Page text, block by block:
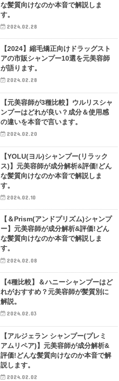
な髪質向けなのか本音で解説しま
す。
2024.02.28
【2024】縮毛矯正向けドラッグスト
アの市販シャンプー10選を元美容師
が語ります。
2024.02.28
【元美容師が3種比較】ウルリスシャ
ンプーはどれが良い？成分＆使用感
の違いを本音で言います。
2024.02.20
【YOLU(ヨル)シャンプー(リラック
ス)】元美容師が成分解析&評価!どん
な髪質向けなのか本音で解説しま
す。
2024.02.10
【＆Prism(アンドプリズム)シャンプ
ー】元美容師が成分解析&評価!どん
な髪質向けなのか本音で解説しま
す。
2024.02.08
【4種比較】＆ハニーシャンプーはど
れがおすすめ？元美容師が髪質別に
解説。
2024.02.03
【アルジェラン シャンプー(プレミ
アムリペア)】元美容師が成分解析&
評価!どんな髪質向けなのか本音で解
説します。
2024.02.02